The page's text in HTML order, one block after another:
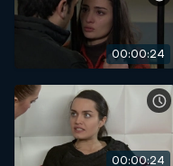
00:00:24
00:00:24